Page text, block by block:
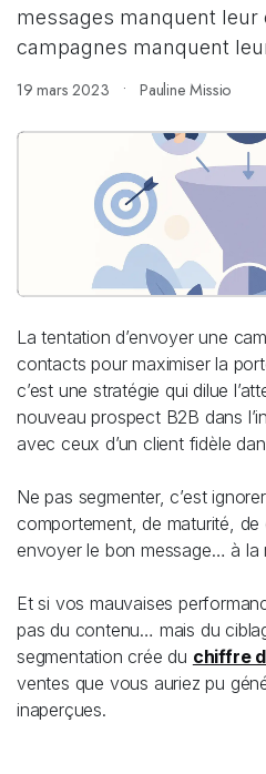
messages manquent leur
campagnes manquent
19 mars 2023 Pauline Missio
La tentation d’envoyer une
contacts pour maximiser la
c’est une stratégie qui dilue
nouveau prospect B2B dans
avec ceux d’un client fidèle
Ne pas segmenter, c’est
comportement, de maturité, de
envoyer le bon message… à la
Et si vos mauvaises
pas du contenu… mais du
segmentation crée du chiffre
ventes que vous auriez pu
inaperçues.